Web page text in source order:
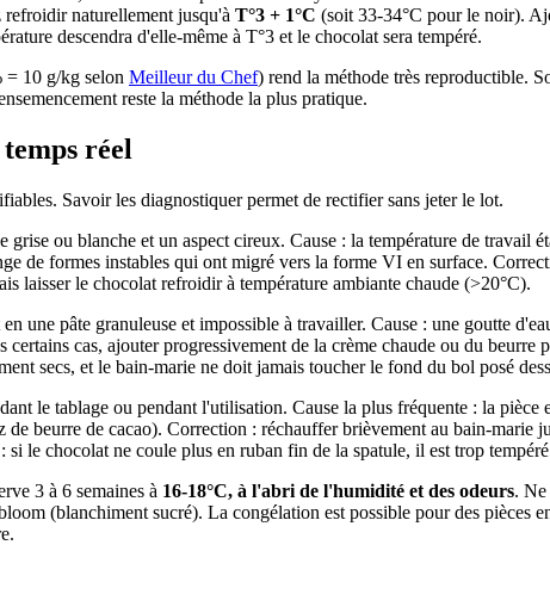
naturellement jusqu'à T°3 + 1°C (soit 33-34°C pour le noir).
descendra d'elle-même à T°3 et le chocolat sera tempéré.
= 10 g/kg selon Meilleur du Chef) rend la méthode très reproductible.
reste la méthode la plus pratique.
réel
Savoir les diagnostiquer permet de rectifier sans jeter le lot.
grise ou blanche et un aspect cireux. Cause : la température de travail
de formes instables qui ont migré vers la forme VI en surface.
laisser le chocolat refroidir à température ambiante chaude (>20°C).
une pâte granuleuse et impossible à travailler. Cause : une goutte
cas, ajouter progressivement de la crème chaude ou du beurre
secs, et le bain-marie ne doit jamais toucher le fond du bol posé
le tablage ou pendant l'utilisation. Cause la plus fréquente : la
beurre de cacao). Correction : réchauffer brièvement au bain-
le chocolat ne coule plus en ruban fin de la spatule, il est trop
3 à 6 semaines à 16-18°C, à l'abri de l'humidité et des odeurs.
(blanchiment sucré). La congélation est possible pour des pièces